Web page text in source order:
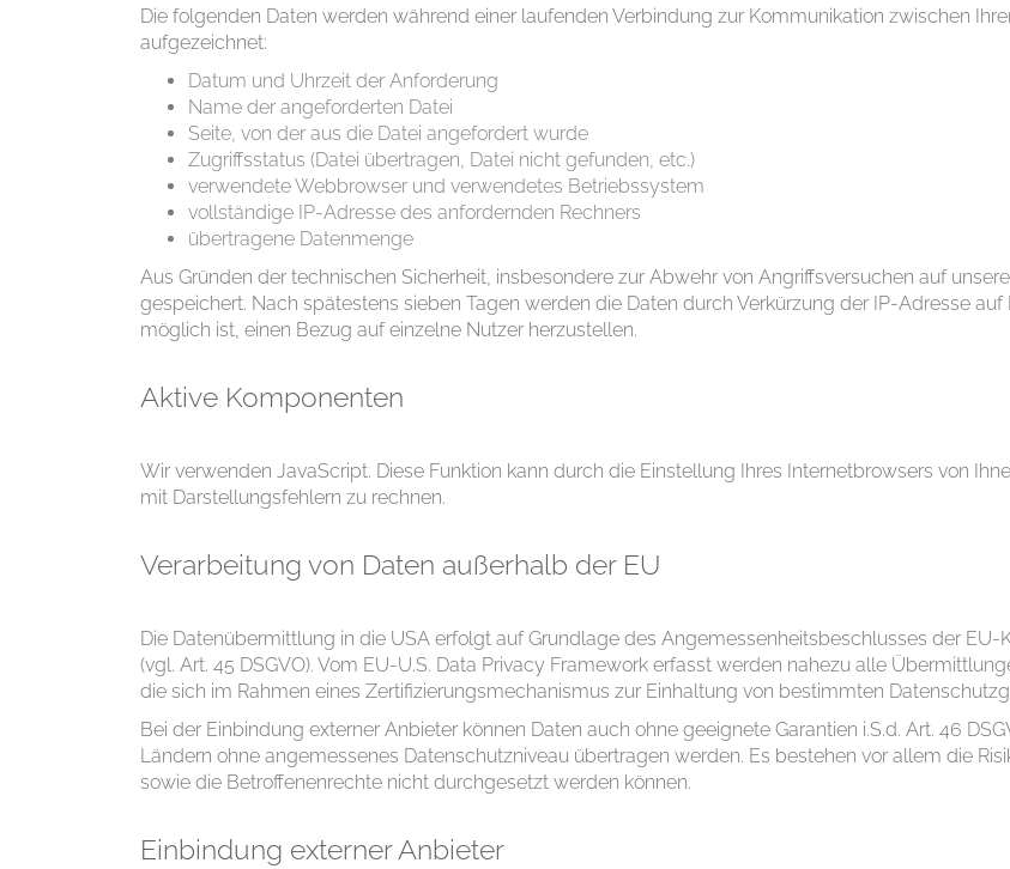
Die folgenden Daten werden während einer laufenden Verbindung zur Kommunikation zwischen
aufgezeichnet:
Datum und Uhrzeit der Anforderung
Name der angeforderten Datei
Seite, von der aus die Datei angefordert wurde
Zugriffsstatus (Datei übertragen, Datei nicht gefunden, etc.)
verwendete Webbrowser und verwendetes Betriebssystem
vollständige IP-Adresse des anfordernden Rechners
übertragene Datenmenge
Aus Gründen der technischen Sicherheit, insbesondere zur Abwehr von Angriffsversuchen auf
gespeichert. Nach spätestens sieben Tagen werden die Daten durch Verkürzung der IP-Adresse
möglich ist, einen Bezug auf einzelne Nutzer herzustellen.
Aktive Komponenten
Wir verwenden JavaScript. Diese Funktion kann durch die Einstellung Ihres Internetbrowsers von
mit Darstellungsfehlern zu rechnen.
Verarbeitung von Daten außerhalb der EU
Die Datenübermittlung in die USA erfolgt auf Grundlage des Angemessenheitsbeschlusses der
(vgl. Art. 45 DSGVO). Vom EU-U.S. Data Privacy Framework erfasst werden nahezu alle
die sich im Rahmen eines Zertifizierungsmechanismus zur Einhaltung von bestimmten
Bei der Einbindung externer Anbieter können Daten auch ohne geeignete Garantien i.S.d. Art. 46
Ländern ohne angemessenes Datenschutzniveau übertragen werden. Es bestehen vor allem die
sowie die Betroffenenrechte nicht durchgesetzt werden können.
Einbindung externer Anbieter